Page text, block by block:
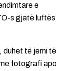
e
s gjatë luftës
duhet të jemi të
fotografi apo